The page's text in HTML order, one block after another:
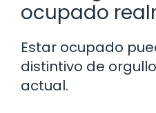
ocupado
Estar ocupado
distintivo de
actual.